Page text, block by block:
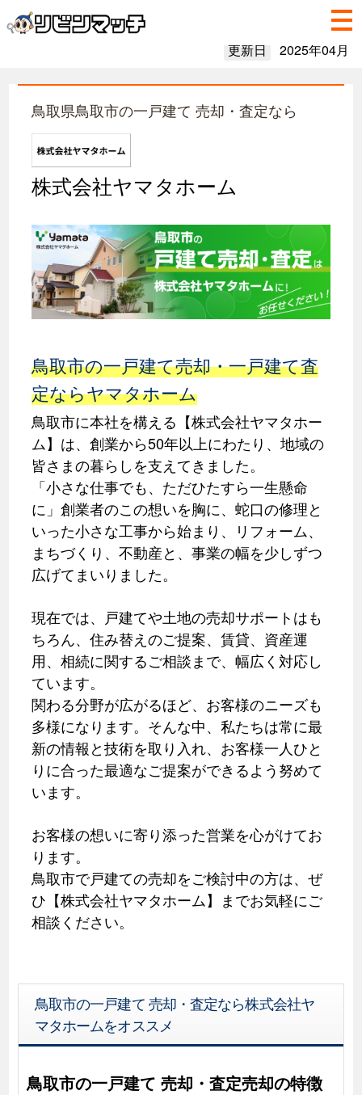
更新日 2025年04月
鳥取県鳥取市の一戸建て 売却・査定なら
株式会社ヤマタホーム
鳥取市の一戸建て売却・一戸建て査
定ならヤマタホーム
鳥取市に本社を構える【株式会社ヤマタホー
ム】は、創業から50年以上にわたり、地域の
皆さまの暮らしを支えてきました。
「小さな仕事でも、ただひたすら一生懸命
に」創業者のこの想いを胸に、蛇口の修理と
いった小さな工事から始まり、リフォーム、
まちづくり、不動産と、事業の幅を少しずつ
広げてまいりました。
現在では、戸建てや土地の売却サポートはも
ちろん、住み替えのご提案、賃貸、資産運
用、相続に関するご相談まで、幅広く対応し
ています。
関わる分野が広がるほど、お客様のニーズも
多様になります。そんな中、私たちは常に最
新の情報と技術を取り入れ、お客様一人ひと
りに合った最適なご提案ができるよう努めて
います。
お客様の想いに寄り添った営業を心がけてお
ります。
鳥取市で戸建ての売却をご検討中の方は、ぜ
ひ【株式会社ヤマタホーム】までお気軽にご
相談ください。
鳥取市の一戸建て 売却・査定なら株式会社ヤ
マタホームをオススメ
鳥取市の一戸建て 売却・査定売却の特徴